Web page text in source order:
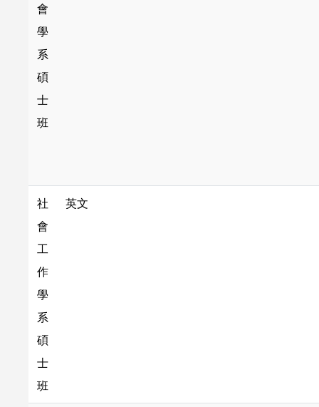
會
學
系
碩
士
班
社
會
工
作
學
系
碩
士
班
英文